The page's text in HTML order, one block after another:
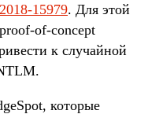
15979. Для этой
of-concept
к случайной
которые